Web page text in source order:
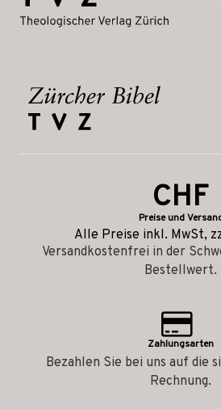
CHF
Preise und
Alle Preise inkl. MwSt,
Versandkostenfrei in der
Bestellwert.
Zahlungsarten
Bezahlen Sie bei uns auf die
Rechnung.